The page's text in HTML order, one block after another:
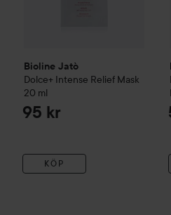
Bioline Jatò
Dolce+ Intense Relief Mask
20 ml
95 kr
KÖP